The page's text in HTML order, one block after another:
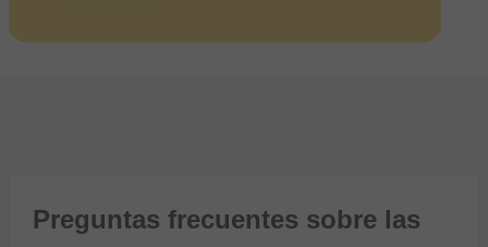
Preguntas frecuentes sobre las